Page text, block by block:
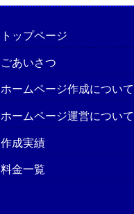
トップページ
ごあいさつ
ホームページ作成について
ホームページ運営について
作成実績
料金一覧